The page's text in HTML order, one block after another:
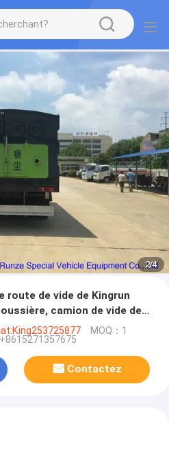
2/4
route de vide de Kingrun
camion de vide de
MOQ：1
Contactez